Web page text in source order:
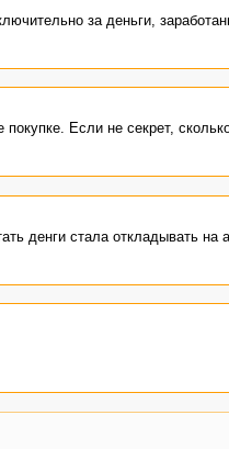
за деньги,
Если не секрет,
денги стала откладывать на